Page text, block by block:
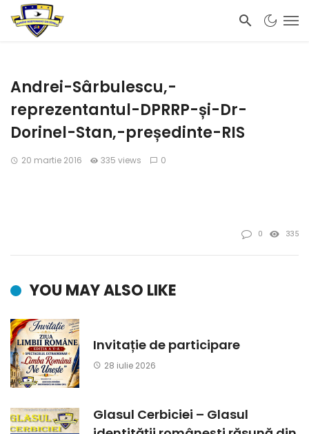
Andrei-Sârbulescu,-
reprezentantul-DPRRP-și-Dr-
Dorinel-Stan,-președinte-RIS
20 martie 2016 335 views 0
0 335
YOU MAY ALSO LIKE
Invitație de participare
28 iulie 2026
Glasul Cerbiciei – Glasul